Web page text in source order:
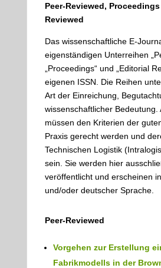
Peer-Reviewed,
Reviewed
Das wissenschaftliche E-
eigenständigen Unterreihen
„Proceedings“ und „Editorial
eigenen ISSN. Die Reihen
Art der Einreichung,
wissenschaftlicher Bedeutung.
müssen den Kriterien der
Praxis gerecht werden und
Technischen Logistik
sein. Sie werden hier
veröffentlicht und erscheinen
und/oder deutscher Sprache.
Peer-Reviewed
Vorgehen zur Erstellung
Fabrikmodells in der